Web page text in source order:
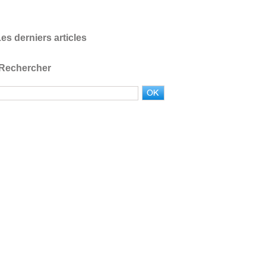
derniers articles